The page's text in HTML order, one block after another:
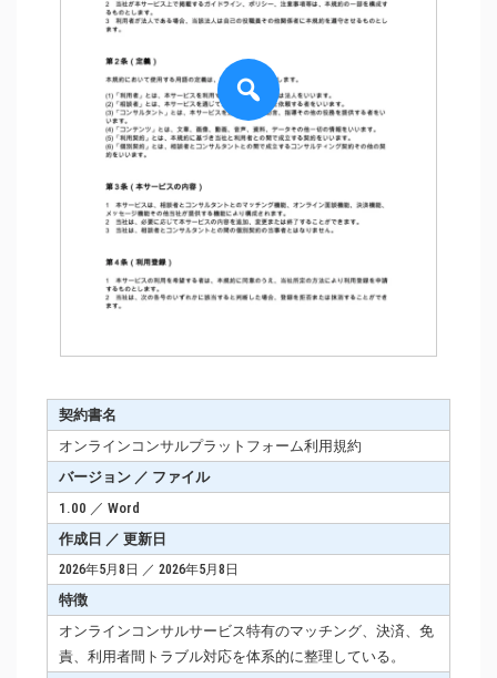
契約書名
オンラインコンサルプラットフォーム利用規約
バージョン ／ ファイル
1.00 ／ Word
作成日 ／ 更新日
2026年5月8日 ／ 2026年5月8日
特徴
オンラインコンサルサービス特有のマッチング、決済、免
責、利用者間トラブル対応を体系的に整理している。